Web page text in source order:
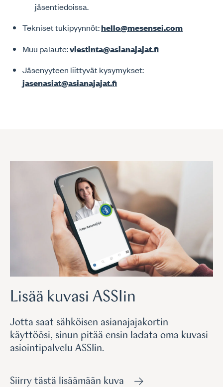
jäsentiedoissa.
Tekniset tukipyynnöt:hello@mesensei.com
Muu palaute:viestinta@asianajajat.fi
Jäsenyyteen liittyvät kysymykset:
jasenasiat@asianajajat.fi
Lisää kuvasi ASSIin
Jotta saat sähköisen asianajajakortin
käyttöösi, sinun pitää ensin ladata oma kuvasi
asiointipalvelu ASSIin.
Siirry tästä lisäämään kuva